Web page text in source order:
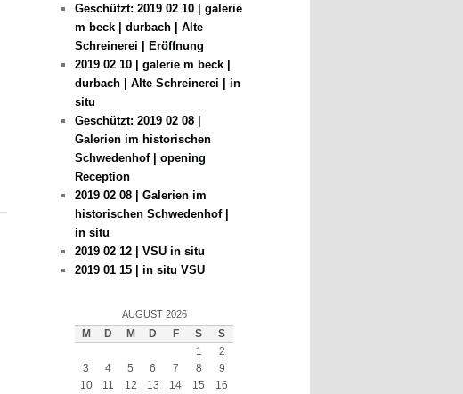
Geschützt: 2019 02 10 | galerie
m beck | durbach | Alte
Schreinerei | Eröffnung
2019 02 10 | galerie m beck |
durbach | Alte Schreinerei | in
situ
Geschützt: 2019 02 08 |
Galerien im historischen
Schwedenhof | opening
Reception
2019 02 08 | Galerien im
historischen Schwedenhof |
in situ
2019 02 12 | VSU in situ
2019 01 15 | in situ VSU
AUGUST 2026
M D M D F S S
1
2
3
4 5 6 7 8
9
10
11 12 13 14 15
16